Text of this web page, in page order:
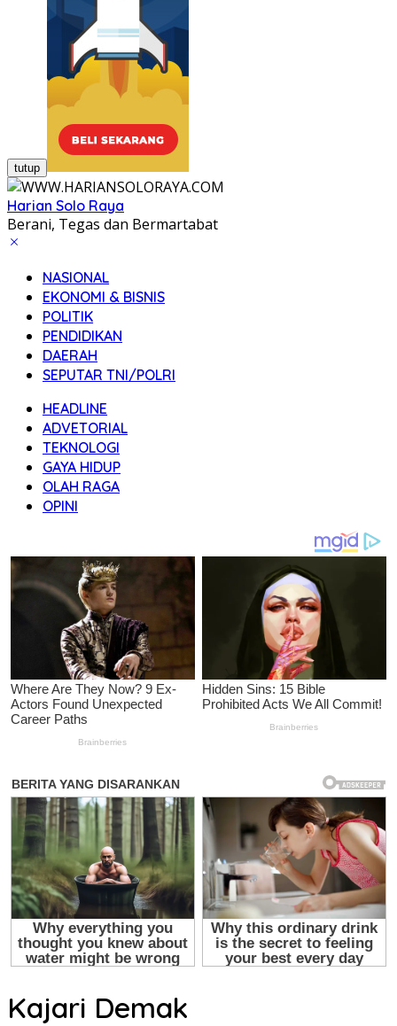
tutup
Harian Solo Raya
Berani, Tegas dan Bermartabat
NASIONAL
EKONOMI & BISNIS
POLITIK
PENDIDIKAN
DAERAH
SEPUTAR TNI/POLRI
HEADLINE
ADVETORIAL
TEKNOLOGI
GAYA HIDUP
OLAH RAGA
OPINI
Kajari Demak